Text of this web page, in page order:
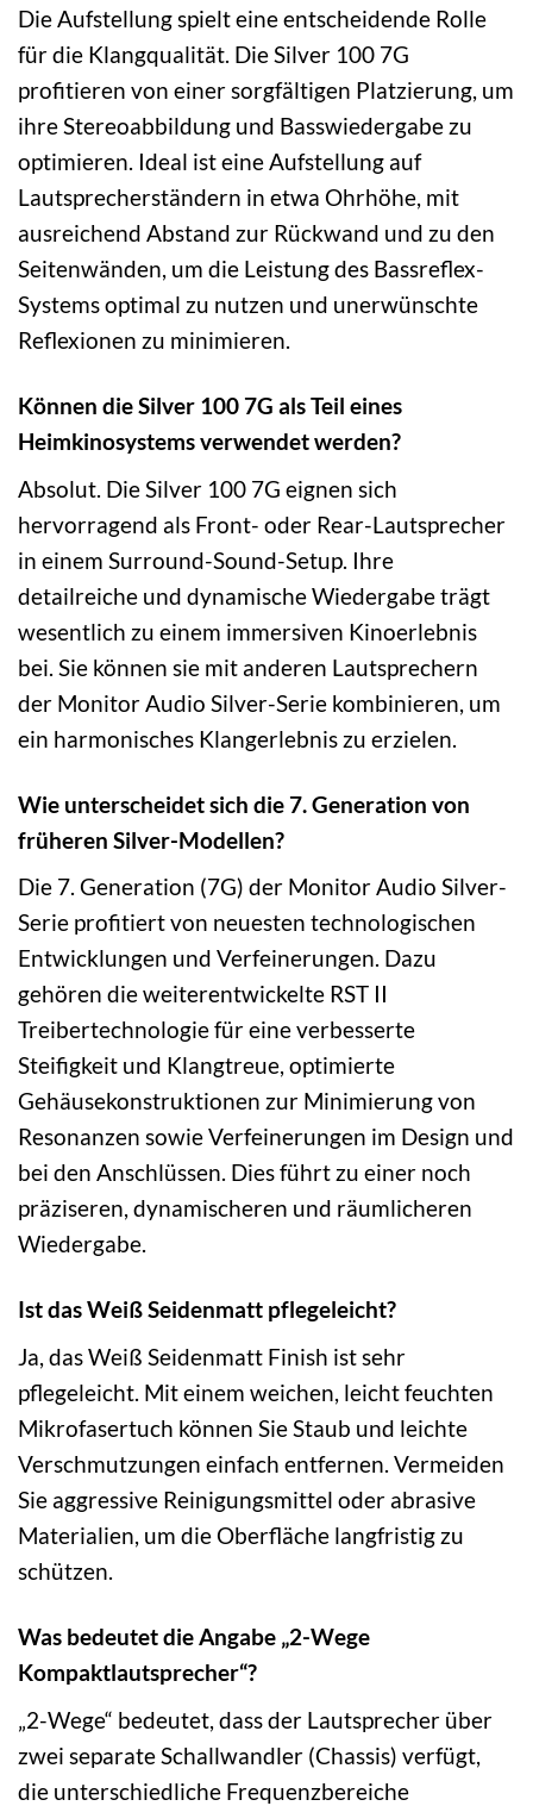
Die Aufstellung spielt eine entscheidende Rolle
für die Klangqualität. Die Silver 100 7G
profitieren von einer sorgfältigen Platzierung, um
ihre Stereoabbildung und Basswiedergabe zu
optimieren. Ideal ist eine Aufstellung auf
Lautsprecherständern in etwa Ohrhöhe, mit
ausreichend Abstand zur Rückwand und zu den
Seitenwänden, um die Leistung des Bassreflex-
Systems optimal zu nutzen und unerwünschte
Reflexionen zu minimieren.
Können die Silver 100 7G als Teil eines
Heimkinosystems verwendet werden?
Absolut. Die Silver 100 7G eignen sich
hervorragend als Front- oder Rear-Lautsprecher
in einem Surround-Sound-Setup. Ihre
detailreiche und dynamische Wiedergabe trägt
wesentlich zu einem immersiven Kinoerlebnis
bei. Sie können sie mit anderen Lautsprechern
der Monitor Audio Silver-Serie kombinieren, um
ein harmonisches Klangerlebnis zu erzielen.
Wie unterscheidet sich die 7. Generation von
früheren Silver-Modellen?
Die 7. Generation (7G) der Monitor Audio Silver-
Serie profitiert von neuesten technologischen
Entwicklungen und Verfeinerungen. Dazu
gehören die weiterentwickelte RST II
Treibertechnologie für eine verbesserte
Steifigkeit und Klangtreue, optimierte
Gehäusekonstruktionen zur Minimierung von
Resonanzen sowie Verfeinerungen im Design und
bei den Anschlüssen. Dies führt zu einer noch
präziseren, dynamischeren und räumlicheren
Wiedergabe.
Ist das Weiß Seidenmatt pflegeleicht?
Ja, das Weiß Seidenmatt Finish ist sehr
pflegeleicht. Mit einem weichen, leicht feuchten
Mikrofasertuch können Sie Staub und leichte
Verschmutzungen einfach entfernen. Vermeiden
Sie aggressive Reinigungsmittel oder abrasive
Materialien, um die Oberfläche langfristig zu
schützen.
Was bedeutet die Angabe „2-Wege
Kompaktlautsprecher“?
„2-Wege“ bedeutet, dass der Lautsprecher über
zwei separate Schallwandler (Chassis) verfügt,
die unterschiedliche Frequenzbereiche